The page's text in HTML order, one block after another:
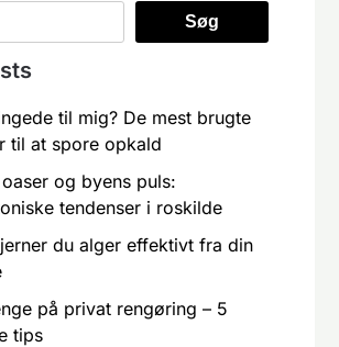
Søg
til mig? De mest brugte
til at spore opkald
og byens puls:
tendenser i roskilde
du alger effektivt fra din
på privat rengøring – 5
tips